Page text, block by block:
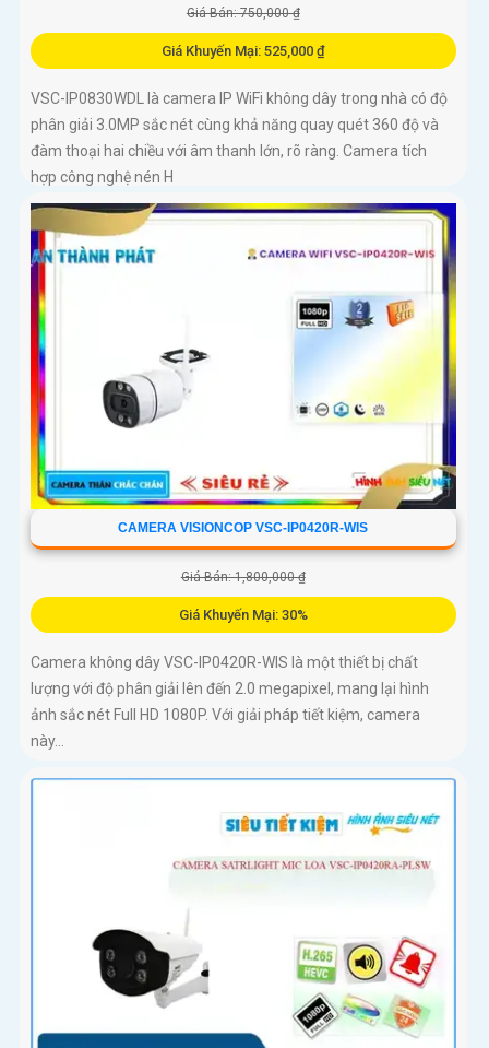
Giá Bán: 750,000 ₫
Giá Khuyến Mại: 525,000 ₫
VSC-IP0830WDL là camera IP WiFi không dây trong nhà có độ
phân giải 3.0MP sắc nét cùng khả năng quay quét 360 độ và
đàm thoại hai chiều với âm thanh lớn, rõ ràng. Camera tích
hợp công nghệ nén H
CAMERA VISIONCOP VSC-IP0420R-WIS
Giá Bán: 1,800,000 ₫
Giá Khuyến Mại: 30%
Camera không dây VSC-IP0420R-WIS là một thiết bị chất
lượng với độ phân giải lên đến 2.0 megapixel, mang lại hình
ảnh sắc nét Full HD 1080P. Với giải pháp tiết kiệm, camera
này...